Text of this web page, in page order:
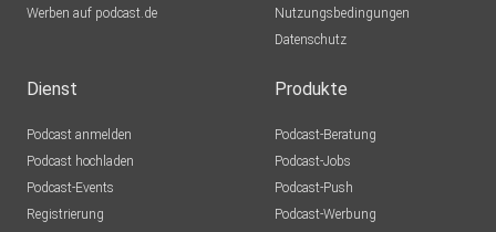
Werben auf podcast.de
Nutzungsbedingungen
Datenschutz
Dienst
Podcast anmelden
Podcast hochladen
Podcast-Events
Registrierung
Produkte
Podcast-Beratung
Podcast-Jobs
Podcast-Push
Podcast-Werbung